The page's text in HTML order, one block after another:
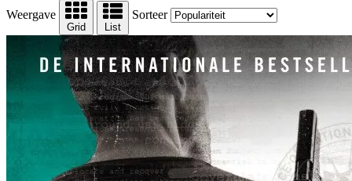
Weergave
Grid List
Sorteer